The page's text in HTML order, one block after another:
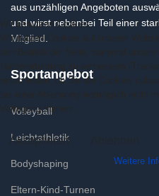
aus unzähligen Angeboten
und wirst nebenbei Teil einer
Mitglied
Sportangebot
Volleyball
Leichtathletik
Bodyshaping
Eltern-Kind-Turnen
Wir benutzen Cookies
Wir nutzen Cookies auf unserer
entscheiden, ob Sie die Cookies
Verfügung stehen.
Akzeptieren
Weitere